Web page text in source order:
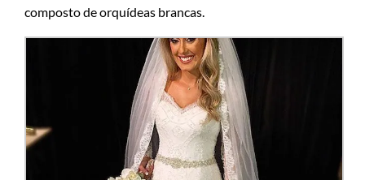
composto de orquídeas brancas.